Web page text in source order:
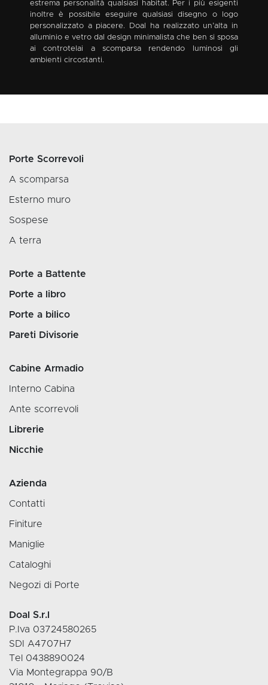
estrema personalità qualsiasi habitat. Per i più esigenti
inoltre è possibile eseguire qualsiasi disegno o logo
personalizzato a piacere. Doal ha realizzato un’alta in
alluminio e vetro dal design minimalista che ben si sposa
ai controtelai a scomparsa rendendo luminosi gli
ambienti circostanti.
Porte Scorrevoli
A scomparsa
Esterno muro
Sospese
A terra
Porte a Battente
Porte a libro
Porte a bilico
Pareti Divisorie
Cabine Armadio
Interno Cabina
Ante scorrevoli
Librerie
Nicchie
Azienda
Contatti
Finiture
Maniglie
Cataloghi
Negozi di Porte
Doal S.r.l
P.Iva 03724580265
SDI A4707H7
Tel 0438890024
Via Montegrappa 90/B